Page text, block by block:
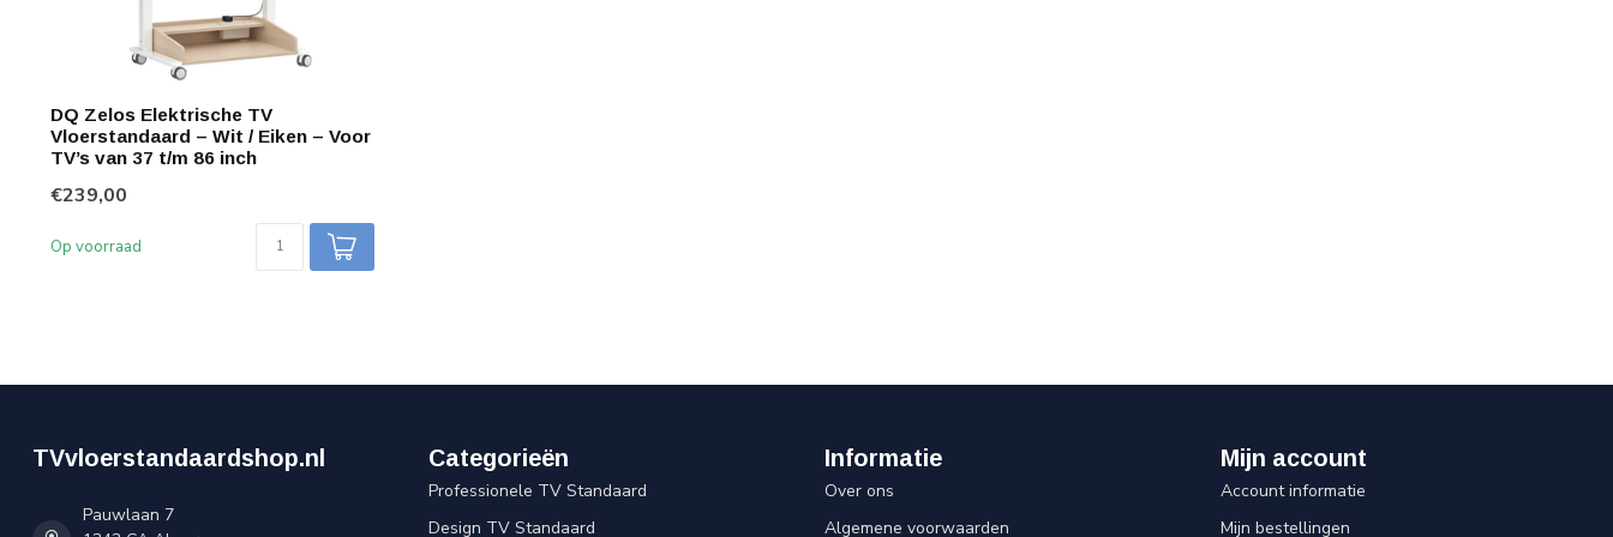
DQ Zelos Elektrische TV
Vloerstandaard – Wit / Eiken – Voor
TV’s van 37 t/m 86 inch
€239,00
Op voorraad
TVvloerstandaardshop.nl
Pauwlaan 7
Categorieën
Professionele TV Standaard
Design TV Standaard
Informatie
Over ons
Algemene voorwaarden
Mijn account
Account informatie
Mijn bestellingen